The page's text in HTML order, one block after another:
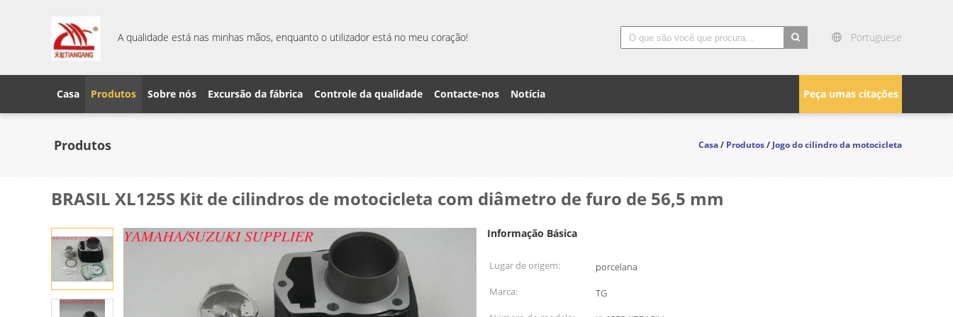
A qualidade está nas minhas mãos, enquanto o utilizador está no meu coração!
Portuguese
Peça umas citações
Casa Produtos Sobre nós Excursão da fábrica Controle da qualidade Contacte-nos Notícia
Produtos Casa/Produtos/Jogo do cilindro da motocicleta
BRASIL XL125S Kit de cilindros de motocicleta com diâmetro de furo de 56,5 mm
Informação Básica
Lugar de origem:
porcelana
Marca:
TG